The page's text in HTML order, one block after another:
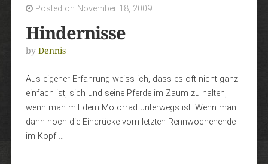
Posted on November 18, 2009
Hindernisse
by Dennis
Aus eigener Erfahrung weiss ich, dass es oft nicht ganz
einfach ist, sich und seine Pferde im Zaum zu halten,
wenn man mit dem Motorrad unterwegs ist. Wenn man
dann noch die Eindrücke vom letzten Rennwochenende
im Kopf …